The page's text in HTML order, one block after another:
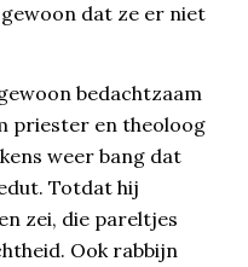
dat ze er niet
bedachtzaam
priester en theoloog
weer bang dat
Totdat hij
zei, die pareltjes
Ook rabbijn